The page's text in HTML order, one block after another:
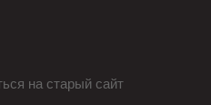
на старый сайт